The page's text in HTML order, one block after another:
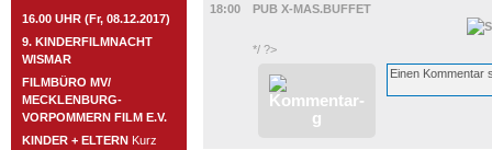
16.00 UHR (Fr, 08.12.2017)
9. KINDERFILMNACHT
WISMAR
FILMBÜRO MV/
MECKLENBURG-
VORPOMMERN FILM E.V.
KINDER + ELTERN Kurz
18:00
PUB X-MAS.BUFFET
*/ ?>